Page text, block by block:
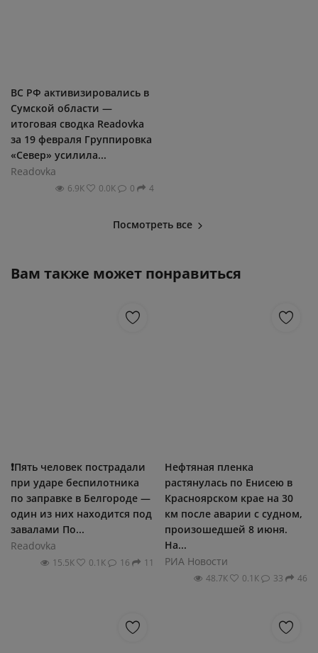
ВС РФ активизировались в
Сумской области —
итоговая сводка Readovka
за 19 февраля Группировка
«Север» усилила...
Readovka
6.9К 0.0К 0 4
Посмотреть все
Вам также может понравиться
❗️Пять человек пострадали
при ударе беспилотника
по заправке в Белгороде —
один из них находится под
завалами По...
Readovka
15.5К 0.1К 16 11
Нефтяная пленка
растянулась по Енисею в
Красноярском крае на 30
км после аварии с судном,
произошедшей 8 июня.
На...
РИА Новости
48.7К 0.1К 33 46